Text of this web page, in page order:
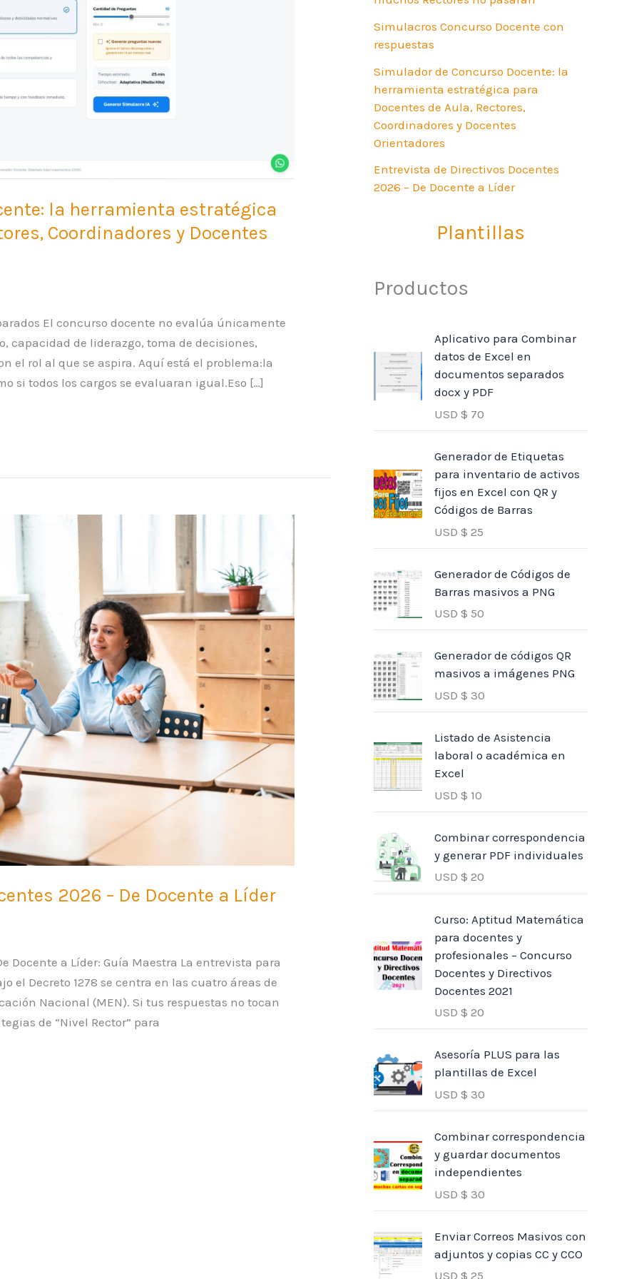
la herramienta estratégica
Coordinadores y Docentes
El concurso docente no evalúa únicamente
capacidad de liderazgo, toma de decisiones,
el rol al que se aspira. Aquí está el problema:la
si todos los cargos se evaluaran igual.Eso […]
2026 – De Docente a Líder
Docente a Líder: Guía Maestra La entrevista para
el Decreto 1278 se centra en las cuatro áreas de
Nacional (MEN). Si tus respuestas no tocan
de “Nivel Rector” para
Simulacros Concurso Docente con
respuestas
Simulador de Concurso Docente: la
herramienta estratégica para
Docentes de Aula, Rectores,
Coordinadores y Docentes
Orientadores
Entrevista de Directivos Docentes
2026 – De Docente a Líder
Plantillas
Productos
Aplicativo para Combinar
datos de Excel en
documentos separados
docx y PDF
USD $ 70
Generador de Etiquetas
para inventario de activos
fijos en Excel con QR y
Códigos de Barras
USD $ 25
Generador de Códigos de
Barras masivos a PNG
USD $ 50
Generador de códigos QR
masivos a imágenes PNG
USD $ 30
Listado de Asistencia
laboral o académica en
Excel
USD $ 10
Combinar correspondencia
y generar PDF individuales
USD $ 20
Curso: Aptitud Matemática
para docentes y
profesionales – Concurso
Docentes y Directivos
Docentes 2021
USD $ 20
Asesoría PLUS para las
plantillas de Excel
USD $ 30
Combinar correspondencia
y guardar documentos
independientes
USD $ 30
Enviar Correos Masivos con
adjuntos y copias CC y CCO
USD $ 25